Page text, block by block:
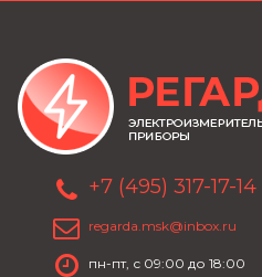
+7 (495) 317-17-14
regarda.msk@inbox.ru
пн-пт, с 09:00 до 18:00